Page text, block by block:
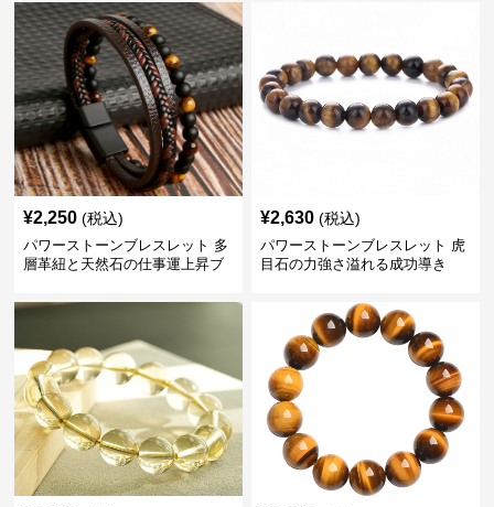
¥2,250 (税込)
パワーストーンブレスレット 多
層革紐と天然石の仕事運上昇ブ
¥2,630 (税込)
パワーストーンブレスレット 虎
目石の力強さ溢れる成功導き